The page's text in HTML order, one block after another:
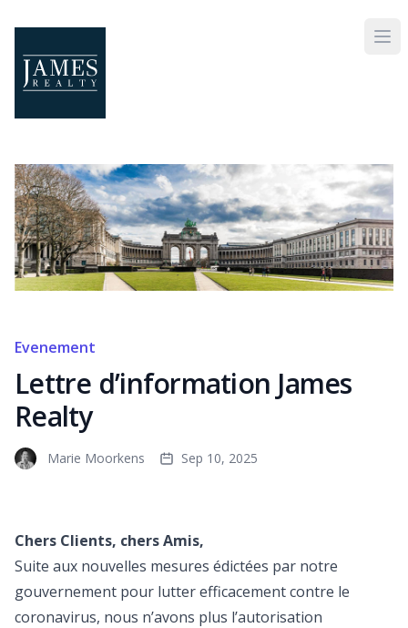
Evenement
Lettre d’information James
Realty
Marie Moorkens Sep 10, 2025
Chers Clients, chers Amis,
Suite aux nouvelles mesures édictées par notre
gouvernement pour lutter efficacement contre le
coronavirus, nous n’avons plus l’autorisation